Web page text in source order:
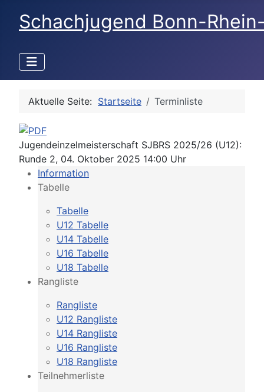
Schachjugend Bonn-
Aktuelle Seite: Startseite Terminliste
Jugendeinzelmeisterschaft SJBRS 2025/26 (U12):
Runde 2, 04. Oktober 2025 14:00 Uhr
Information
Tabelle
Tabelle
U12 Tabelle
U14 Tabelle
U16 Tabelle
U18 Tabelle
Rangliste
Rangliste
U12 Rangliste
U14 Rangliste
U16 Rangliste
U18 Rangliste
Teilnehmerliste